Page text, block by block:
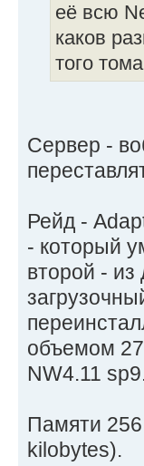
её всю
каков
того
Сервер -
Рейд -
- который
второй - из
объемом
NW4.11
Памяти
kilobytes).